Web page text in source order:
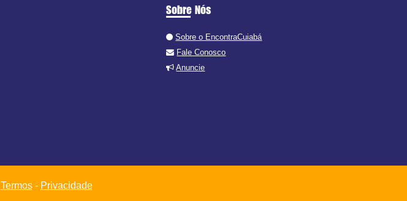
Sobre Nós
Sobre o EncontraCuiabá
Fale Conosco
Anuncie
Termos- Privacidade